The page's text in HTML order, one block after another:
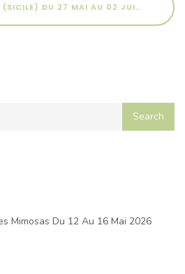
DU 27 MAI AU 02 JUIN 2025
Mimosas Du 12 Au 16 Mai 2026